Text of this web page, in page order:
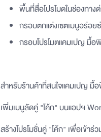
พื้นที่สื่อโปรโมตในช่องทาง
กรอบตกแต่งเซตเมนูอร่อยซ่
กรอบโปรโมตแคมเปญ มื้อ
สำหรับร้านค้าที่สนใจแคมเปญ มื้
เพิ่มเมนูลัดคู่ "โค้ก" บนแอปฯ
สร้างโปรโมชั่นคู่ "โค้ก" เพื่อเข้